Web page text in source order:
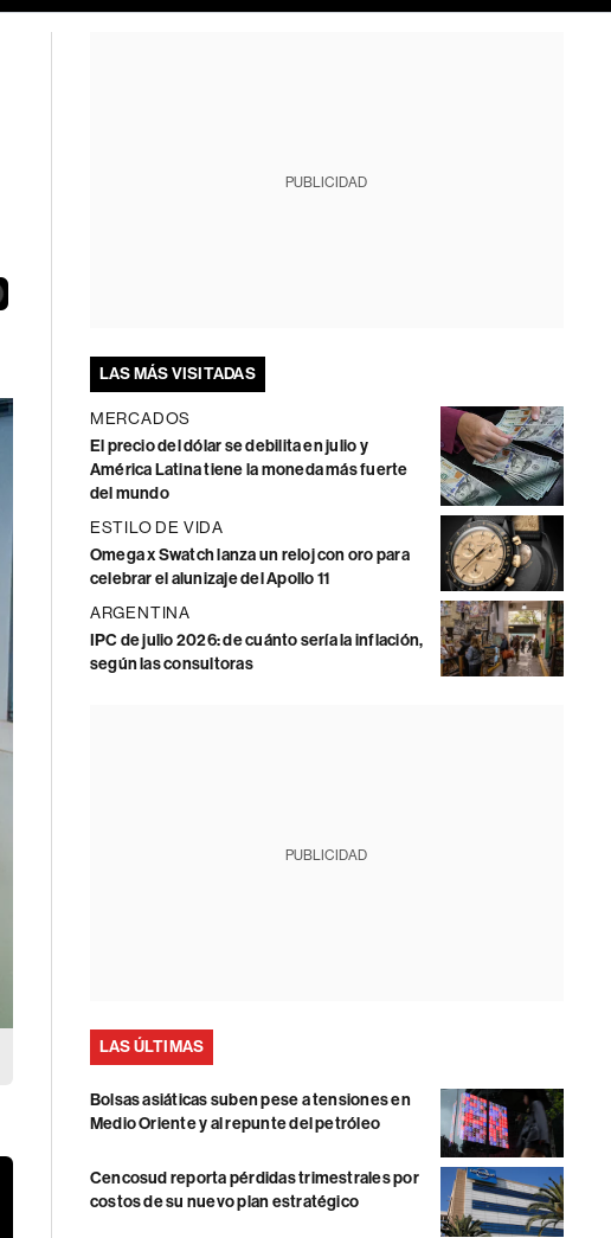
PUBLICIDAD
LAS MÁS VISITADAS
MERCADOS
El precio del dólar se debilita en julio y
América Latina tiene la moneda más fuerte
del mundo
ESTILO DE VIDA
Omega x Swatch lanza un reloj con oro para
celebrar el alunizaje del Apollo 11
ARGENTINA
IPC de julio 2026: de cuánto sería la inflación,
según las consultoras
PUBLICIDAD
LAS ÚLTIMAS
Bolsas asiáticas suben pese a tensiones en
Medio Oriente y al repunte del petróleo
Cencosud reporta pérdidas trimestrales por
costos de su nuevo plan estratégico